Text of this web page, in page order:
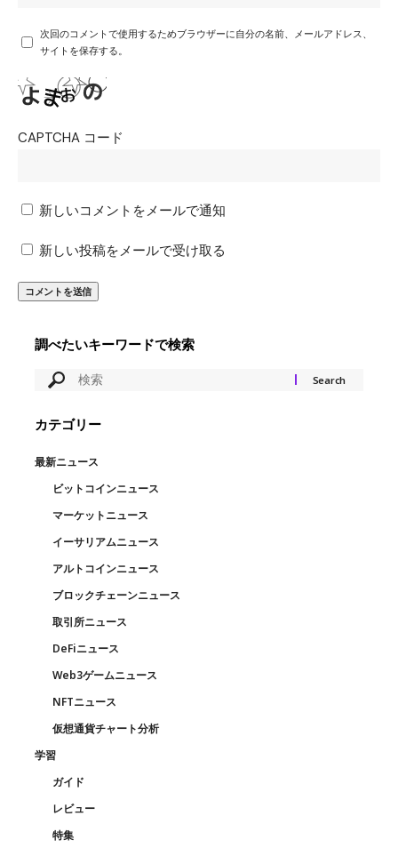
次回のコメントで使用するためブラウザーに自分の名前、メールアドレス、
サイトを保存する。
CAPTCHA コード
新しいコメントをメールで通知
新しい投稿をメールで受け取る
調べたいキーワードで検索
カテゴリー
最新ニュース
ビットコインニュース
マーケットニュース
イーサリアムニュース
アルトコインニュース
ブロックチェーンニュース
取引所ニュース
DeFiニュース
Web3ゲームニュース
NFTニュース
仮想通貨チャート分析
学習
ガイド
レビュー
特集